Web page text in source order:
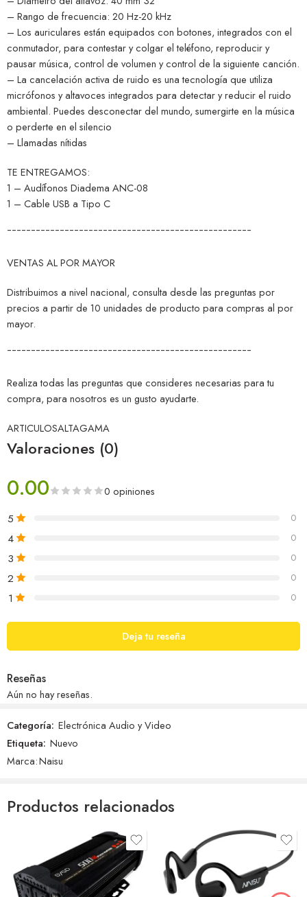
– Rango de frecuencia: 20 Hz-20 kHz
– Los auriculares están equipados con botones, integrados con el
conmutador, para contestar y colgar el teléfono, reproducir y
pausar música, control de volumen y control de la siguiente canción.
– La cancelación activa de ruido es una tecnología que utiliza
micrófonos y altavoces integrados para detectar y reducir el ruido
ambiental. Puedes desconectar del mundo, sumergirte en la música
o perderte en el silencio
– Llamadas nítidas
TE ENTREGAMOS:
1 – Audífonos Diadema ANC-08
1 – Cable USB a Tipo C
¯¯¯¯¯¯¯¯¯¯¯¯¯¯¯¯¯¯¯¯¯¯¯¯¯¯¯¯¯¯¯¯¯¯¯¯¯¯¯¯¯¯¯¯¯¯¯¯¯¯¯
VENTAS AL POR MAYOR
Distribuimos a nivel nacional, consulta desde las preguntas por
precios a partir de 10 unidades de producto para compras al por
mayor.
¯¯¯¯¯¯¯¯¯¯¯¯¯¯¯¯¯¯¯¯¯¯¯¯¯¯¯¯¯¯¯¯¯¯¯¯¯¯¯¯¯¯¯¯¯¯¯¯¯¯¯
Realiza todas las preguntas que consideres necesarias para tu
compra, para nosotros es un gusto ayudarte.
ARTICULOSALTAGAMA
Valoraciones (0)
0.00 0 opiniones
5 0
4 0
3 0
2 0
1 0
Deja tu reseña
Reseñas
Aún no hay reseñas.
Categoría: Electrónica Audio y Video
Etiqueta: Nuevo
Marca:Naisu
Productos relacionados